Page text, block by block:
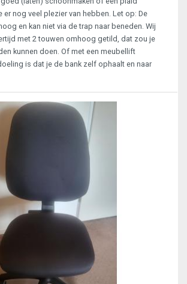
er nog veel plezier van hebben. Let op: De
en kan niet via de trap naar beneden. Wij
met 2 touwen omhoog getild, dat zou je
kunnen doen. Of met een meubellift
is dat je de bank zelf ophaalt en naar